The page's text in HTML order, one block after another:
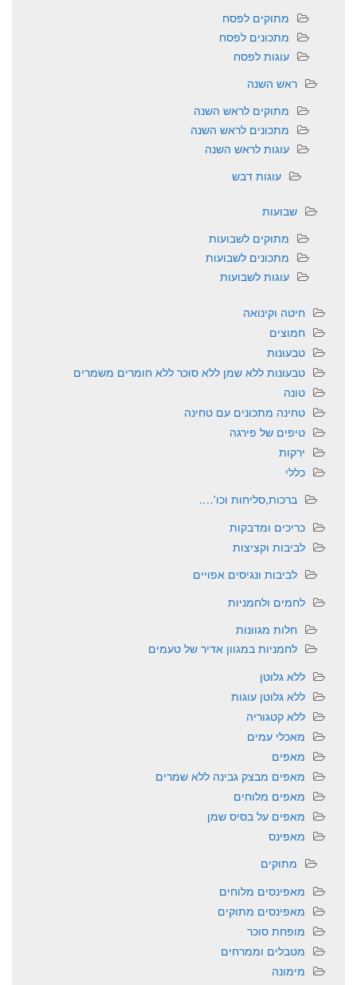
מתוקים לפסח
מתכונים לפסח
עוגות לפסח
ראש השנה
מתוקים לראש השנה
מתכונים לראש השנה
עוגות לראש השנה
עוגות דבש
שבועות
מתוקים לשבועות
מתכונים לשבועות
עוגות לשבועות
חיטה וקינואה
חמוצים
טבעונות
טבעונות ללא שמן ללא סוכר ללא חומרים משמרים
טונה
טחינה מתכונים עם טחינה
טיפים של פירגה
ירקות
כללי
ברכות,סליחות וכו'….
כריכים ומדבקות
לביבות וקציצות
לביבות ונגיסים אפויים
לחמים ולחמניות
חלות מגוונות
לחמניות במגוון אדיר של טעמים
ללא גלוטן
ללא גלוטן עוגות
ללא קטגוריה
מאכלי עמים
מאפים
מאפים מבצק גבינה ללא שמרים
מאפים מלוחים
מאפים על בסיס שמן
מאפינס
מתוקים
מאפינסים מלוחים
מאפינסים מתוקים
מופחת סוכר
מטבלים וממרחים
מימונה